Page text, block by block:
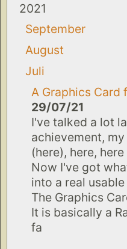
2021
September
August
Juli
A Graphics Card
29/07/21
I've talked a lot
achievement, my
(here), here,
Now I've got
into a real
The Graphics
It is basically a
fa